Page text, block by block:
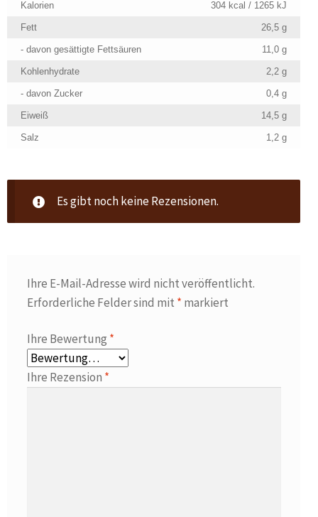
Kalorien 304 kcal / 1265 kJ
Fett 26,5 g
- davon gesättigte Fettsäuren 11,0 g
Kohlenhydrate 2,2 g
- davon Zucker 0,4 g
Eiweiß 14,5 g
Salz 1,2 g
Es gibt noch keine Rezensionen.
Ihre E-Mail-Adresse wird nicht veröffentlicht.
Erforderliche Felder sind mit * markiert
Ihre Bewertung *
Ihre Rezension *